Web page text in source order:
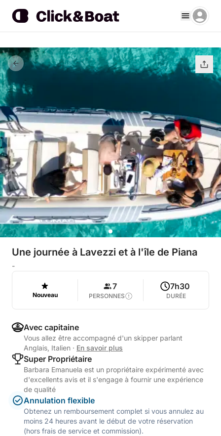
Une journée à Lavezzi et à l'île de Piana
-
Nouveau
7
PERSONNES
7h30
DURÉE
Avec capitaine
Vous allez être accompagné d'un skipper parlant
Anglais, Italien · En savoir plus
Super Propriétaire
Barbara Emanuela est un propriétaire expérimenté avec
d'excellents avis et il s'engage à fournir une expérience
de qualité
Annulation flexible
Obtenez un remboursement complet si vous annulez au
moins 24 heures avant le début de votre réservation
(hors frais de service et commission).